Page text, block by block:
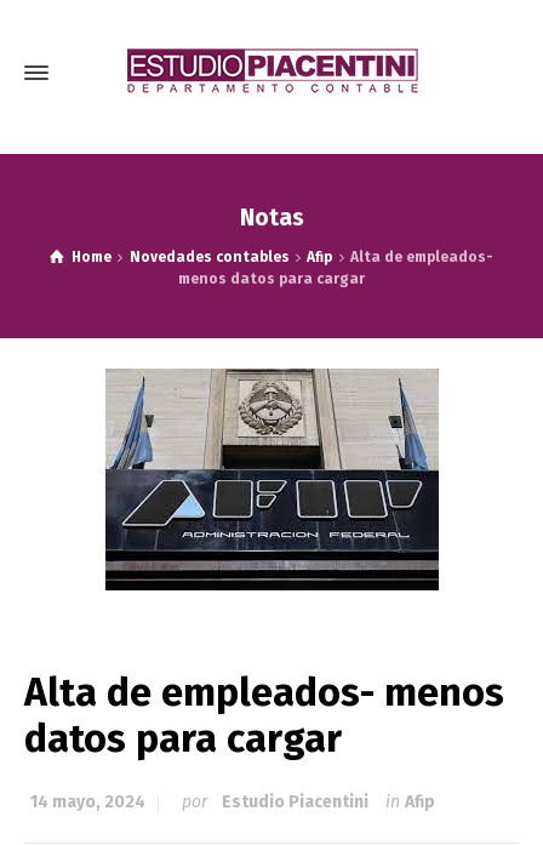
Notas
Home Novedades contables Afip
Alta de empleados-
menos datos para cargar
Alta de empleados- menos
datos para cargar
14 mayo, 2024 por Estudio Piacentini in Afip